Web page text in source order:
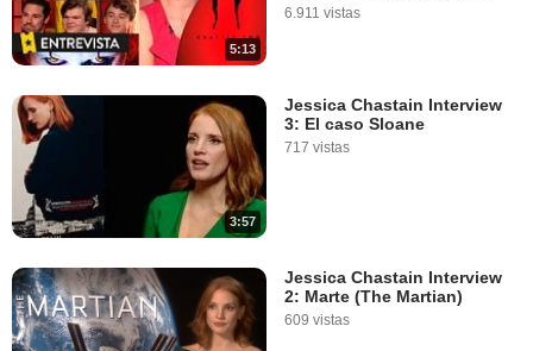
5:13
6.911 vistas
3:57
Jessica Chastain Interview
3: El caso Sloane
717 vistas
Jessica Chastain Interview
2: Marte (The Martian)
609 vistas